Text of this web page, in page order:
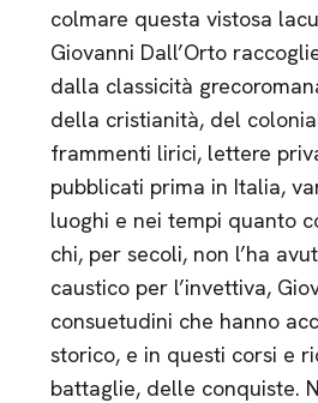
colmare questa vistosa
Giovanni Dall’Orto
dalla classicità
della cristianità, del
frammenti lirici, lettere
pubblicati prima in Italia,
luoghi e nei tempi quanto
chi, per secoli, non l’ha
caustico per l’invettiva,
consuetudini che hanno
storico, e in questi corsi e
battaglie, delle conquiste.